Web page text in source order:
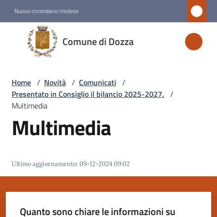
Nuovo circondario imolese
Comune di Dozza
Comune
di
Dozza
Amministrazione
Novità
Servizi
Vivere
Dozza
Home / Novità / Comunicati /
Presentato in Consiglio il bilancio 2025-2027. /
Multimedia
Multimedia
Ultimo aggiornamento:09-12-2024 09:02
Quanto sono chiare le informazioni su